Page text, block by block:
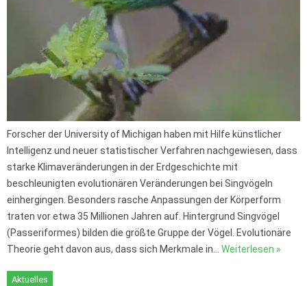
Forscher der University of Michigan haben mit Hilfe künstlicher
Intelligenz und neuer statistischer Verfahren nachgewiesen, dass
starke Klimaveränderungen in der Erdgeschichte mit
beschleunigten evolutionären Veränderungen bei Singvögeln
einhergingen. Besonders rasche Anpassungen der Körperform
traten vor etwa 35 Millionen Jahren auf. Hintergrund Singvögel
(Passeriformes) bilden die größte Gruppe der Vögel. Evolutionäre
Theorie geht davon aus, dass sich Merkmale in… Weiterlesen »
Aktuelles